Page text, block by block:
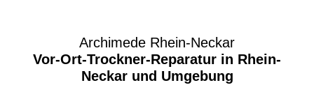
Archimede Rhein-Neckar
Vor-Ort-Trockner-Reparatur in Rhein-
Neckar und Umgebung